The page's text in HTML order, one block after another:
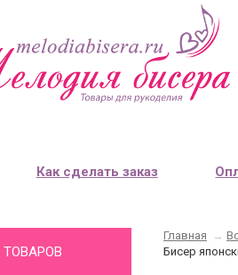
Как сделать заказ
ТОВАРОВ
Главная →
Бисер